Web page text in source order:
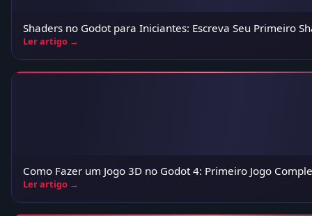
Shaders no Godot para Iniciantes: Escreva Seu Primeiro
Ler artigo →
Como Fazer um Jogo 3D no Godot 4: Primeiro Jogo
Ler artigo →